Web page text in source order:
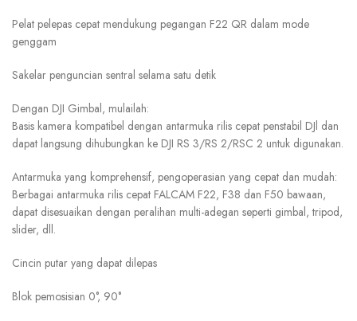
Pelat pelepas cepat mendukung pegangan F22 QR dalam mode
genggam
Sakelar penguncian sentral selama satu detik
Dengan DJI Gimbal, mulailah:
Basis kamera kompatibel dengan antarmuka rilis cepat penstabil DJl dan
dapat langsung dihubungkan ke DJI RS 3/RS 2/RSC 2 untuk digunakan.
Antarmuka yang komprehensif, pengoperasian yang cepat dan mudah:
Berbagai antarmuka rilis cepat FALCAM F22, F38 dan F50 bawaan,
dapat disesuaikan dengan peralihan multi-adegan seperti gimbal, tripod,
slider, dll.
Cincin putar yang dapat dilepas
Blok pemosisian 0°, 90°